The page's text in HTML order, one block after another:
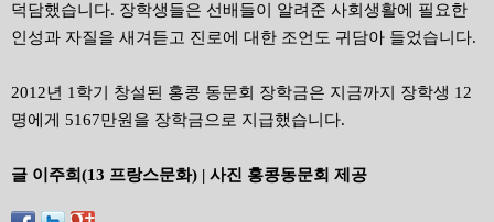
덕담했습니다. 장학생들은 선배들이 알려준 사회생활에 필요한
인성과 자질을 새겨듣고 진로에 대한 조언도 귀담아 들었습니다.
2012년 1학기 창설된 홍콩 동문회 장학금은 지금까지 장학생 12
명에게 5167만원을 장학금으로 지급했습니다.
글 이주희(13 프랑스문화) | 사진 홍콩동문회 제공